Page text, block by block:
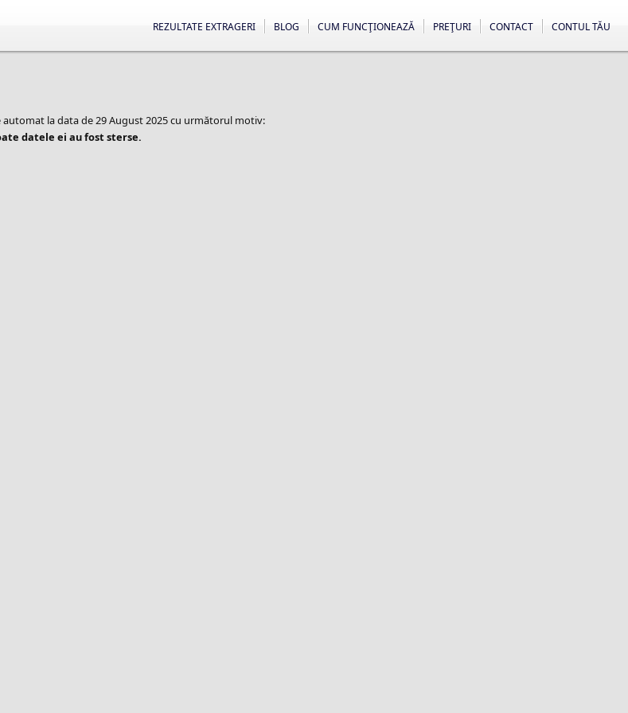
CONTUL TĂU
CONTACT
PREŢURI
CUM FUNCŢIONEAZĂ
BLOG
REZULTATE EXTRAGERI
la data de 29 August 2025 cu următorul motiv:
datele ei au fost sterse.